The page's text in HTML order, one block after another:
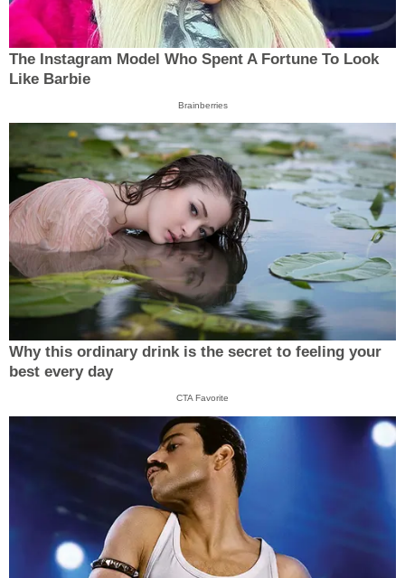
The Instagram Model Who Spent A Fortune To Look
Like Barbie
Brainberries
Why this ordinary drink is the secret to feeling your
best every day
CTA Favorite